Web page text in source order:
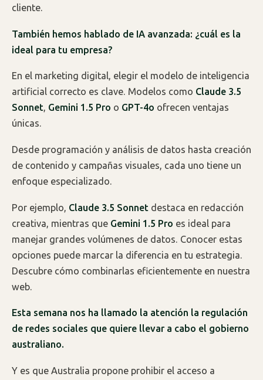
cliente.
También hemos hablado de IA avanzada: ¿cuál es la
ideal para tu empresa?
En el marketing digital, elegir el modelo de inteligencia
artificial correcto es clave. Modelos como Claude 3.5
Sonnet, Gemini 1.5 Pro o GPT-4o ofrecen ventajas
únicas.
Desde programación y análisis de datos hasta creación
de contenido y campañas visuales, cada uno tiene un
enfoque especializado.
Por ejemplo, Claude 3.5 Sonnet destaca en redacción
creativa, mientras que Gemini 1.5 Pro es ideal para
manejar grandes volúmenes de datos. Conocer estas
opciones puede marcar la diferencia en tu estrategia.
Descubre cómo combinarlas eficientemente en nuestra
web.
Esta semana nos ha llamado la atención la regulación
de redes sociales que quiere llevar a cabo el gobierno
australiano.
Y es que Australia propone prohibir el acceso a